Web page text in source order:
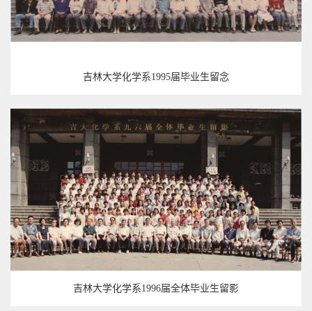
吉林大学化学系1995届毕业生留念
吉林大学化学系1996届全体毕业生留影